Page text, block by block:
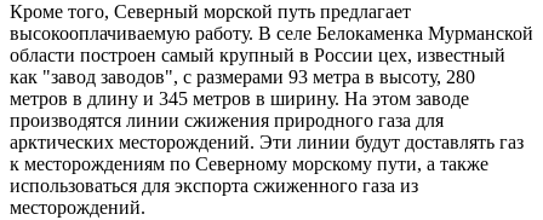
Кроме того, Северный морской путь предлагает
высокооплачиваемую работу. В селе Белокаменка Мурманской
области построен самый крупный в России цех, известный
как "завод заводов", с размерами 93 метра в высоту, 280
метров в длину и 345 метров в ширину. На этом заводе
производятся линии сжижения природного газа для
арктических месторождений. Эти линии будут доставлять газ
к месторождениям по Северному морскому пути, а также
использоваться для экспорта сжиженного газа из
месторождений.